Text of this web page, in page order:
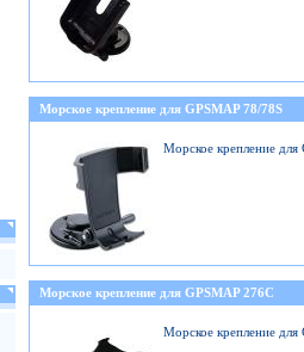
Морское крепление для GPSMAP 78/78S
Морское крепление
Морское крепление для GPSMAP 276C
Морское крепление